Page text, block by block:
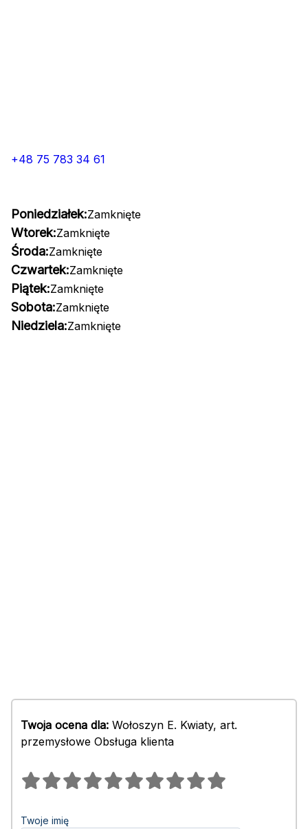
+48 75 783 34 61
Poniedziałek:Zamknięte
Wtorek:Zamknięte
Środa:Zamknięte
Czwartek:Zamknięte
Piątek:Zamknięte
Sobota:Zamknięte
Niedziela:Zamknięte
Twoja ocena dla: Wołoszyn E. Kwiaty, art.
przemysłowe Obsługa klienta
Twoje imię